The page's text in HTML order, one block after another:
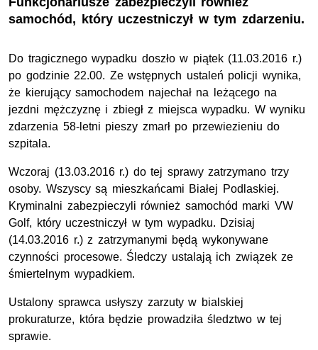
samochód, który uczestniczył w tym zdarzeniu.
Do tragicznego wypadku doszło w piątek (11.03.2016 r.)
po godzinie 22.00. Ze wstępnych ustaleń policji wynika,
że kierujący samochodem najechał na leżącego na
jezdni mężczyznę i zbiegł z miejsca wypadku. W wyniku
zdarzenia 58-letni pieszy zmarł po przewiezieniu do
szpitala.
Wczoraj (13.03.2016 r.) do tej sprawy zatrzymano trzy
osoby. Wszyscy są mieszkańcami Białej Podlaskiej.
Kryminalni zabezpieczyli również samochód marki VW
Golf, który uczestniczył w tym wypadku. Dzisiaj
(14.03.2016 r.) z zatrzymanymi będą wykonywane
czynności procesowe. Śledczy ustalają ich związek ze
śmiertelnym wypadkiem.
Ustalony sprawca usłyszy zarzuty w bialskiej
prokuraturze, która będzie prowadziła śledztwo w tej
sprawie.